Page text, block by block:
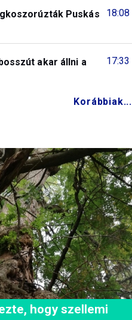
18:08
Puskás
17:33
akar állni a
Korábbiak...
hogy szellemi